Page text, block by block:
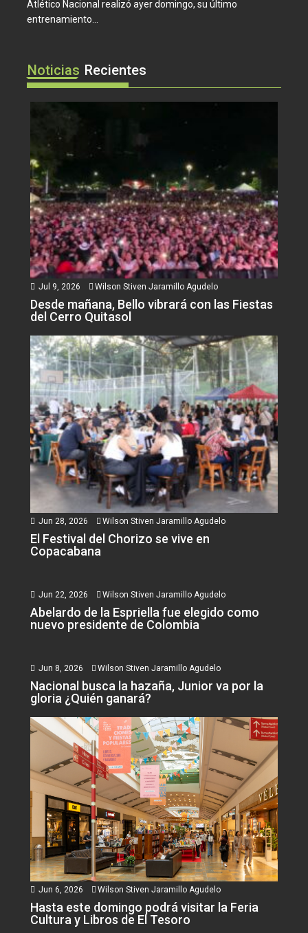
Atlético Nacional realizó ayer domingo, su último
entrenamiento...
Noticias Recientes
Jul 9, 2026 Wilson Stiven Jaramillo Agudelo
Desde mañana, Bello vibrará con las Fiestas
del Cerro Quitasol
Jun 28, 2026 Wilson Stiven Jaramillo Agudelo
El Festival del Chorizo se vive en
Copacabana
Jun 22, 2026 Wilson Stiven Jaramillo Agudelo
Abelardo de la Espriella fue elegido como
nuevo presidente de Colombia
Jun 8, 2026 Wilson Stiven Jaramillo Agudelo
Nacional busca la hazaña, Junior va por la
gloria ¿Quién ganará?
Jun 6, 2026 Wilson Stiven Jaramillo Agudelo
Hasta este domingo podrá visitar la Feria
Cultura y Libros de El Tesoro